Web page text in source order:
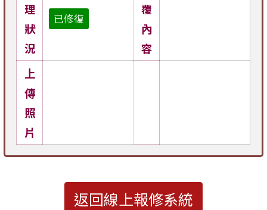
理
狀
況
已修復
覆
內
容
上
傳
照
片
返回線上報修系統